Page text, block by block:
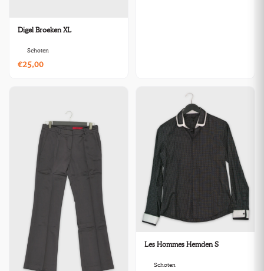
Digel Broeken XL
Schoten
€25,00
Les Hommes Hemden S
Schoten